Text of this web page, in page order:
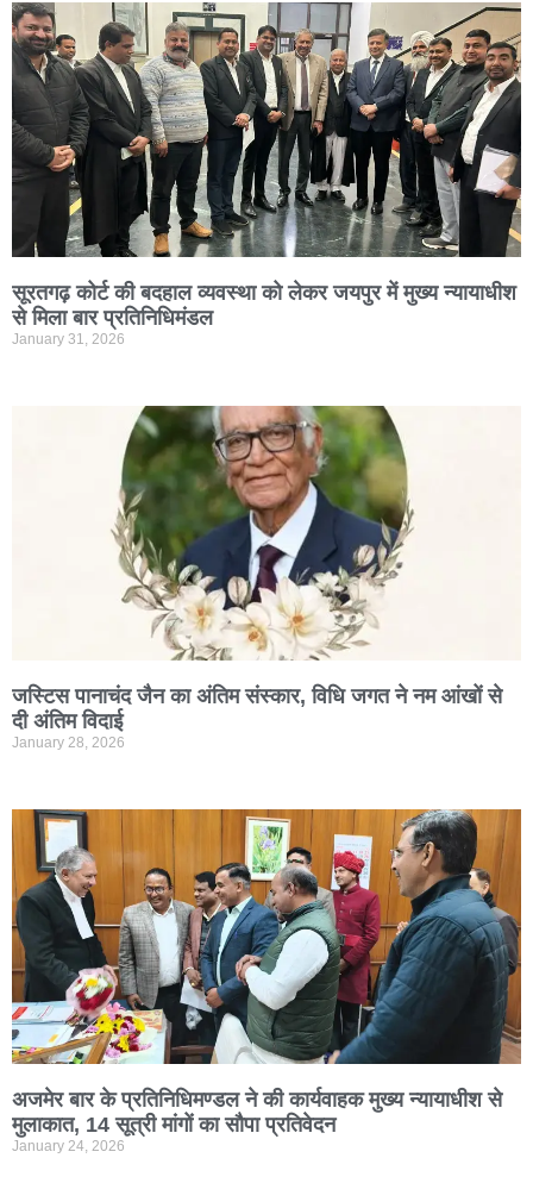
सूरतगढ़ कोर्ट की बदहाल व्यवस्था को लेकर जयपुर में मुख्य न्यायाधीश
से मिला बार प्रतिनिधिमंडल
January 31, 2026
जस्टिस पानाचंद जैन का अंतिम संस्कार, विधि जगत ने नम आंखों से
दी अंतिम विदाई
January 28, 2026
अजमेर बार के प्रतिनिधिमण्डल ने की कार्यवाहक मुख्य न्यायाधीश से
मुलाकात, 14 सूत्री मांगों का सौपा प्रतिवेदन
January 24, 2026